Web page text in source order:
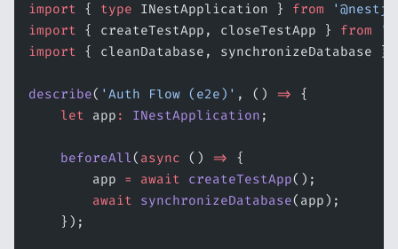
import { type INestApplication } from
import { createTestApp, closeTestApp } from
import { cleanDatabase, synchronizeDatabase }
describe( 'Auth Flow (e2e)' , () =>
{
    let
app : INestApplication ;
    beforeAll
( async () =>
{
        app
= await createTestApp();
        await
synchronizeDatabase(app);
    });